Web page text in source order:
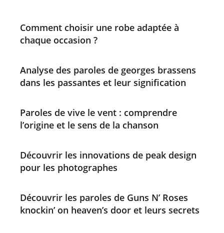
Comment choisir une robe adaptée à
chaque occasion ?
Analyse des paroles de georges brassens
dans les passantes et leur signification
Paroles de vive le vent : comprendre
l’origine et le sens de la chanson
Découvrir les innovations de peak design
pour les photographes
Découvrir les paroles de Guns N’ Roses
knockin’ on heaven’s door et leurs secrets